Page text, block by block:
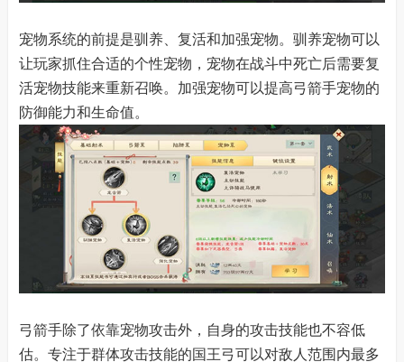
宠物系统的前提是驯养、复活和加强宠物。驯养宠物可以
让玩家抓住合适的个性宠物，宠物在战斗中死亡后需要复
活宠物技能来重新召唤。加强宠物可以提高弓箭手宠物的
防御能力和生命值。
弓箭手除了依靠宠物攻击外，自身的攻击技能也不容低
估。专注于群体攻击技能的国王弓可以对敌人范围内最多